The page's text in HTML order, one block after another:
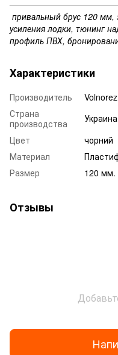
привальный брус 120 мм,
усиления лодки, тюнинг
профиль ПВХ,
Характеристики
Производитель
Volnorez
Страна
производства
Украина
Цвет
чорний
Материал
Размер
120 мм.
Отзывы